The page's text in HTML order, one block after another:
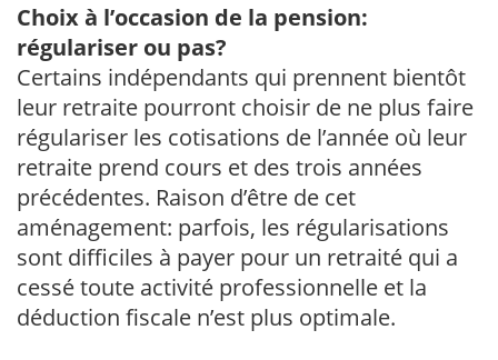
Choix à l’occasion de la pension:
régulariser ou pas?
Certains indépendants qui prennent bientôt
leur retraite pourront choisir de ne plus faire
régulariser les cotisations de l’année où leur
retraite prend cours et des trois années
précédentes. Raison d’être de cet
aménagement: parfois, les régularisations
sont difficiles à payer pour un retraité qui a
cessé toute activité professionnelle et la
déduction fiscale n’est plus optimale.